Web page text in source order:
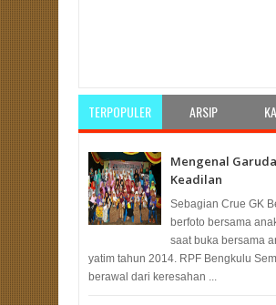
TERPOPULER ARSIP
Mengenal Garuda
Keadilan
Sebagian Crue GK
berfoto bersama
saat buka bersama
yatim tahun 2014. RPF Bengkulu
berawal dari keresahan ...